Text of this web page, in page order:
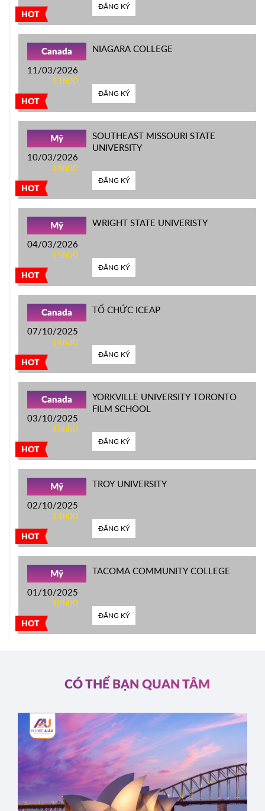
HOT
ĐĂNG KÝ
HOT
Canada
11/03/2026
11h00
NIAGARA COLLEGE
ĐĂNG KÝ
HOT
Mỹ
10/03/2026
14h00
SOUTHEAST MISSOURI STATE
UNIVERSITY
ĐĂNG KÝ
HOT
Mỹ
04/03/2026
15h00
WRIGHT STATE UNIVERISTY
ĐĂNG KÝ
HOT
Canada
07/10/2025
14h30
TỔ CHỨC ICEAP
ĐĂNG KÝ
HOT
Canada
03/10/2025
10h00
YORKVILLE UNIVERSITY TORONTO
FILM SCHOOL
ĐĂNG KÝ
HOT
Mỹ
02/10/2025
14h00
TROY UNIVERSITY
ĐĂNG KÝ
HOT
Mỹ
01/10/2025
10h00
TACOMA COMMUNITY COLLEGE
ĐĂNG KÝ
CÓ THỂ BẠN QUAN TÂM